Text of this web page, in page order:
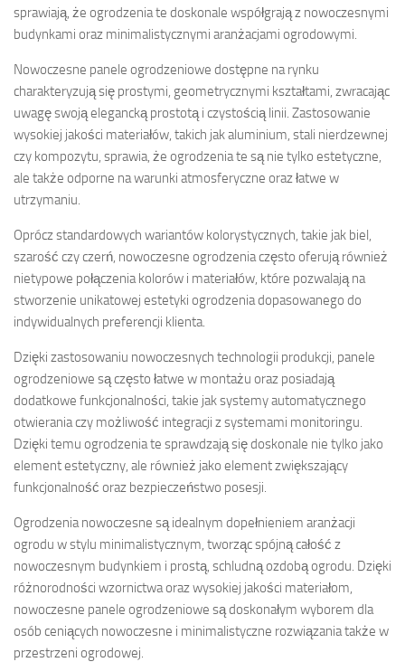
sprawiają, że ogrodzenia te doskonale współgrają z nowoczesnymi
budynkami oraz minimalistycznymi aranżacjami ogrodowymi.
Nowoczesne panele ogrodzeniowe dostępne na rynku
charakteryzują się prostymi, geometrycznymi kształtami, zwracając
uwagę swoją elegancką prostotą i czystością linii. Zastosowanie
wysokiej jakości materiałów, takich jak aluminium, stali nierdzewnej
czy kompozytu, sprawia, że ogrodzenia te są nie tylko estetyczne,
ale także odporne na warunki atmosferyczne oraz łatwe w
utrzymaniu.
Oprócz standardowych wariantów kolorystycznych, takie jak biel,
szarość czy czerń, nowoczesne ogrodzenia często oferują również
nietypowe połączenia kolorów i materiałów, które pozwalają na
stworzenie unikatowej estetyki ogrodzenia dopasowanego do
indywidualnych preferencji klienta.
Dzięki zastosowaniu nowoczesnych technologii produkcji, panele
ogrodzeniowe są często łatwe w montażu oraz posiadają
dodatkowe funkcjonalności, takie jak systemy automatycznego
otwierania czy możliwość integracji z systemami monitoringu.
Dzięki temu ogrodzenia te sprawdzają się doskonale nie tylko jako
element estetyczny, ale również jako element zwiększający
funkcjonalność oraz bezpieczeństwo posesji.
Ogrodzenia nowoczesne są idealnym dopełnieniem aranżacji
ogrodu w stylu minimalistycznym, tworząc spójną całość z
nowoczesnym budynkiem i prostą, schludną ozdobą ogrodu. Dzięki
różnorodności wzornictwa oraz wysokiej jakości materiałom,
nowoczesne panele ogrodzeniowe są doskonałym wyborem dla
osób ceniących nowoczesne i minimalistyczne rozwiązania także w
przestrzeni ogrodowej.